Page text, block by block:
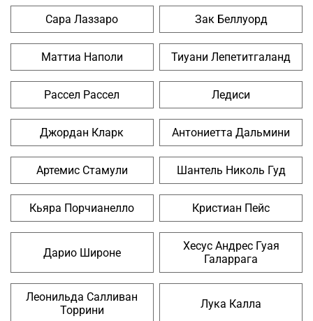
Сара Лаззаро Зак Беллуорд
Маттиа Наполи Тиуани Лепетитгаланд
Рассел Рассел Ледиси
Джордан Кларк Антониетта Дальмини
Артемис Стамули Шантель Николь Гуд
Кьяра Порчианелло Кристиан Пейс
Дарио Широне
Хесус Андрес Гуая
Галаррага
Леонильда Салливан
Торрини
Лука Калла